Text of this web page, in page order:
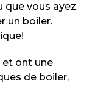
que vous ayez
un boiler.
et ont une
de boiler,